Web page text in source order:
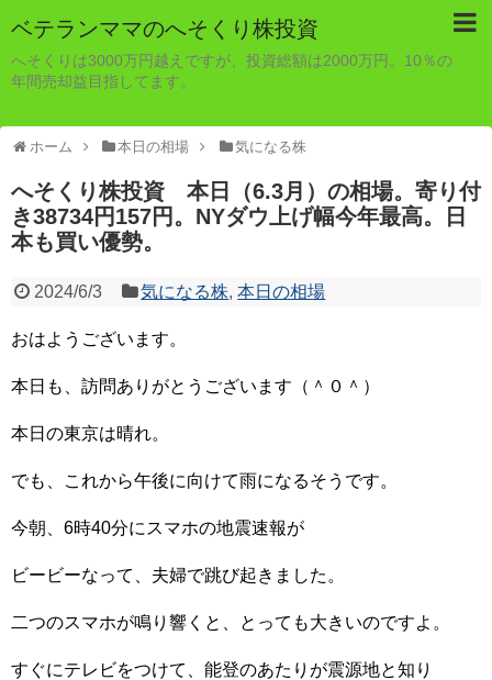
ベテランママのへそくり株投資
へそくりは3000万円越えですが、投資総額は2000万円。10％の
年間売却益目指してます。
ホーム 本日の相場 気になる株
へそくり株投資 本日（6.3月）の相場。寄り付
き38734円157円。NYダウ上げ幅今年最高。日
本も買い優勢。
2024/6/3 気になる株,本日の相場
おはようございます。
本日も、訪問ありがとうございます（＾０＾）
本日の東京は晴れ。
でも、これから午後に向けて雨になるそうです。
今朝、6時40分にスマホの地震速報が
ビービーなって、夫婦で跳び起きました。
二つのスマホが鳴り響くと、とっても大きいのですよ。
すぐにテレビをつけて、能登のあたりが震源地と知り